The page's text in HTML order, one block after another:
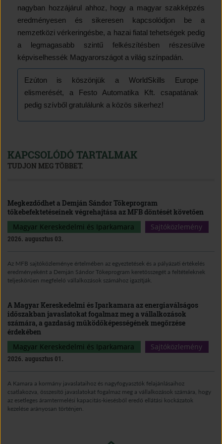
nagyban hozzájárul ahhoz, hogy a magyar szakképzés
eredményesen és sikeresen kapcsolódjon be a
nemzetközi vérkeringésbe, a hazai fiatal tehetségek pedig
a legmagasabb szintű felkészítésben részesülve
képviselhessék Magyarországot a világ színpadán.
Ezúton is köszönjük a WorldSkills Europe
elismerését, a Festo Automatika Kft. csapatának
pedig szívből gratulálunk a közös sikerhez!
KAPCSOLÓDÓ TARTALMAK
TUDJON MEG TÖBBET.
Megkezdődhet a Demján Sándor Tőkeprogram
tőkebefektetéseinek végrehajtása az MFB döntését követően
Magyar Kereskedelmi és Iparkamara
Sajtóközlemény
2026. augusztus 03.
Az MFB sajtóközleménye értelmében az egyeztetések és a pályázati értékelés
eredményeként a Demján Sándor Tőkeprogram keretösszegét a feltételeknek
teljeskörűen megfelelő vállalkozások számához igazítják.
A Magyar Kereskedelmi és Iparkamara az energiaválságos
időszakban javaslatokat fogalmaz meg a vállalkozások
számára, a gazdaság működőképességének megőrzése
érdekében
Magyar Kereskedelmi és Iparkamara
Sajtóközlemény
2026. augusztus 01.
A Kamara a kormány javaslataihoz és nagyfogyasztók felajánlásaihoz
csatlakozva, összesítő javaslatokat fogalmaz meg a vállalkozások számára, hogy
az esetleges áramtermelési kapacitás-kiesésből eredő ellátási kockázatok
kezelése arányosan történjen.